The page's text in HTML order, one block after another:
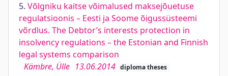
5. Võlgniku kaitse võimalused maksejõuetuse
regulatsioonis – Eesti ja Soome õigussüsteemi
võrdlus. The Debtor’s interests protection in
insolvency regulations – the Estonian and Finnish
legal systems comparison
Kämbre, Ülle 13.06.2014 diploma theses